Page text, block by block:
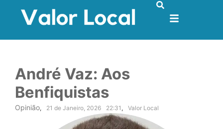
André Vaz: Aos
Benfiquistas
Opinião, 21 de Janeiro, 2026 22:31 , Valor Local